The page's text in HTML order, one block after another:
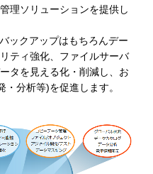
理ソリューションを提供し
ックアップはもちろんデー
ティ強化、ファイルサーバ
タを見える化・削減し、お
分析等)を促進します。